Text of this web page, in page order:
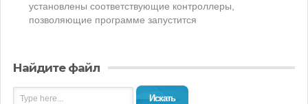
установлены соответствующие контроллеры,
позволяющие программе запустится
Найдите файл
Искать